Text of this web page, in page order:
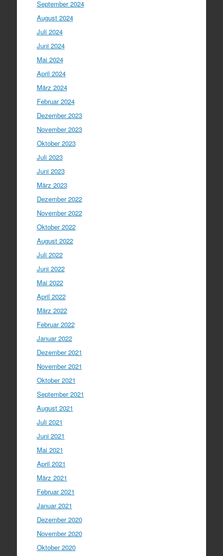
September 2024
August 2024
Juli 2024
Juni 2024
Mai 2024
April 2024
März 2024
Februar 2024
Dezember 2023
November 2023
Oktober 2023
Juli 2023
Juni 2023
März 2023
Dezember 2022
November 2022
Oktober 2022
August 2022
Juli 2022
Juni 2022
Mai 2022
April 2022
März 2022
Februar 2022
Januar 2022
Dezember 2021
November 2021
Oktober 2021
September 2021
August 2021
Juli 2021
Juni 2021
Mai 2021
April 2021
März 2021
Februar 2021
Januar 2021
Dezember 2020
November 2020
Oktober 2020